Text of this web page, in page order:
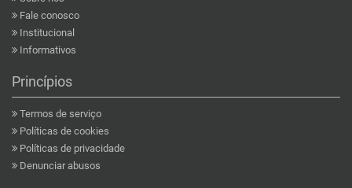
Fale conosco
Institucional
Informativos
Princípios
Termos de serviço
Políticas de cookies
Políticas de privacidade
Denunciar abusos